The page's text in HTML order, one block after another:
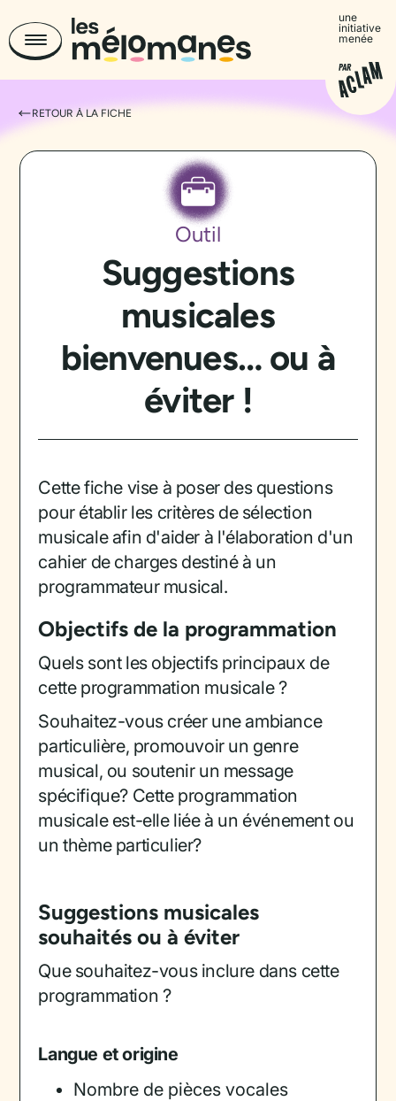
une
initiative
menée
RETOUR À LA FICHE
Outil
Suggestions
musicales
bienvenues… ou à
éviter !
Cette fiche vise à poser des questions
pour établir les critères de sélection
musicale afin d'aider à l'élaboration d'un
cahier de charges destiné à un
programmateur musical.
Objectifs de la programmation
Quels sont les objectifs principaux de
cette programmation musicale ?
Souhaitez-vous créer une ambiance
particulière, promouvoir un genre
musical, ou soutenir un message
spécifique? Cette programmation
musicale est-elle liée à un événement ou
un thème particulier?
Suggestions musicales
souhaités ou à éviter
Que souhaitez-vous inclure dans cette
programmation ?
Langue et origine
Nombre de pièces vocales